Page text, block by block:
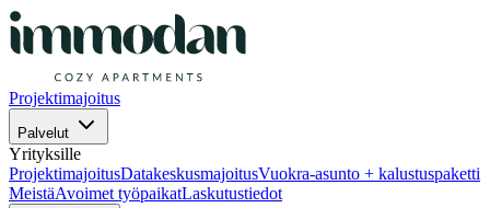
Projektimajoitus
Palvelut
Yrityksille
ProjektimajoitusDatakeskusmajoitusVuokra-asunto + kalustuspaketti
MeistäAvoimet työpaikatLaskutustiedot